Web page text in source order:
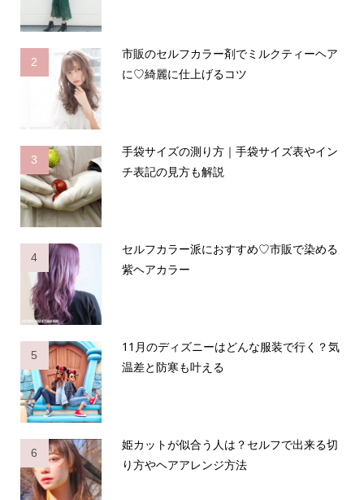
2
市販のセルフカラー剤でミルクティーヘア
に♡綺麗に仕上げるコツ
3
手袋サイズの測り方｜手袋サイズ表やイン
チ表記の見方も解説
4
セルフカラー派におすすめ♡市販で染める
紫ヘアカラー
5
11月のディズニーはどんな服装で行く？気
温差と防寒も叶える
6
姫カットが似合う人は？セルフで出来る切
り方やヘアアレンジ方法